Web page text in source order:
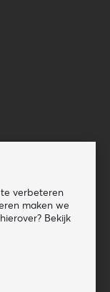
verbeteren
maken we
Bekijk